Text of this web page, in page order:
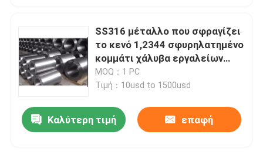
Επαφές
SS316 μέταλλο που σφραγίζει
το κενό 1,2344 σφυρηλατημένο
κομμάτι χάλυβα εργαλείων
Sae1045 ρίψεων κύβων κοίλο
MOQ：1 PC
Τιμή：10usd to 1500usd
Καλύτερη τιμή επαφή